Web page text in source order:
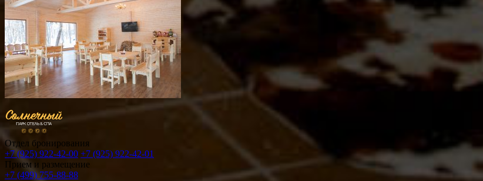
Отдел бронирования
+7 (925) 922-42-00 +7 (925) 922-42-01
Прием и размещение
+7 (499) 755-88-88